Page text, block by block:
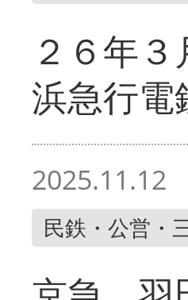
２６年
浜急行
2025.11.12
民鉄・公営・